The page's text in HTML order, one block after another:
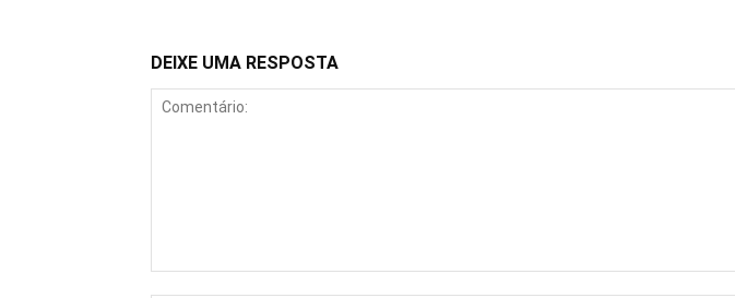
DEIXE UMA RESPOSTA